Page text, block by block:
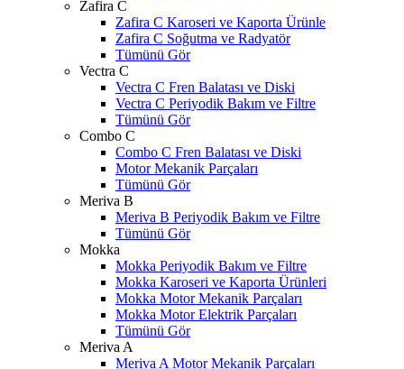
Zafira C
Zafira C Karoseri ve Kaporta Ürünle
Zafira C Soğutma ve Radyatör
Tümünü Gör
Vectra C
Vectra C Fren Balatası ve Diski
Vectra C Periyodik Bakım ve Filtre
Tümünü Gör
Combo C
Combo C Fren Balatası ve Diski
Motor Mekanik Parçaları
Tümünü Gör
Meriva B
Meriva B Periyodik Bakım ve Filtre
Tümünü Gör
Mokka
Mokka Periyodik Bakım ve Filtre
Mokka Karoseri ve Kaporta Ürünleri
Mokka Motor Mekanik Parçaları
Mokka Motor Elektrik Parçaları
Tümünü Gör
Meriva A
Meriva A Motor Mekanik Parçaları